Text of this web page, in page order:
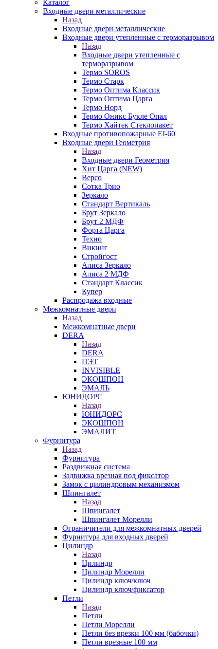
Каталог
Входные двери металлические
Назад
Входные двери металлические
Входные двери утепленные с терморазрывом
Назад
Входные двери утепленные с
терморазрывом
Термо SOROS
Термо Старк
Термо Оптима Классик
Термо Оптима Царга
Термо Норд
Термо Оникс Букле Опал
Термо Хайтек Стеклопакет
Входные противопожарные EI-60
Входные двери Геометрия
Назад
Входные двери Геометрия
Хит Царга (NEW)
Версо
Сотка Трио
Зеркало
Стандарт Вертикаль
Брут Зеркало
Брут 2 МДФ
Форта Царга
Техно
Викинг
Стройгост
Алиса Зеркало
Алиса 2 МДФ
Стандарт Классик
Купер
Распродажа входные
Межкомнатные двери
Назад
Межкомнатные двери
DERA
Назад
DERA
ПЭТ
INVISIBLE
ЭКОШПОН
ЭМАЛЬ
ЮНИДОРС
Назад
ЮНИДОРС
ЭКОШПОН
ЭМАЛИТ
Фурнитура
Назад
Фурнитура
Раздвижная система
Задвижка врезная под фиксатор
Замок с цилиндровым механизмом
Шпингалет
Назад
Шпингалет
Шпингалет Морелли
Ограничители для межкомнатных дверей
Фурнитура для входных дверей
Цилиндр
Назад
Цилиндр
Цилиндр Морелли
Цилиндр ключ/ключ
Цилиндр ключ/фиксатор
Петли
Назад
Петли
Петли Морелли
Петли без врезки 100 мм (бабочки)
Петли врезные 100 мм